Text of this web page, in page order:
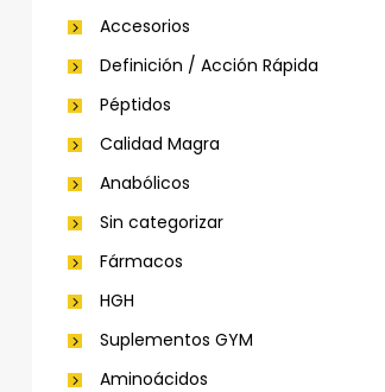
Accesorios
Definición / Acción Rápida
Péptidos
Calidad Magra
Anabólicos
Sin categorizar
Fármacos
HGH
Suplementos GYM
Aminoácidos